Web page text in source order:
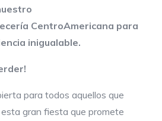
CentroAmericana para
inigualable.
para todos aquellos que
gran fiesta que promete